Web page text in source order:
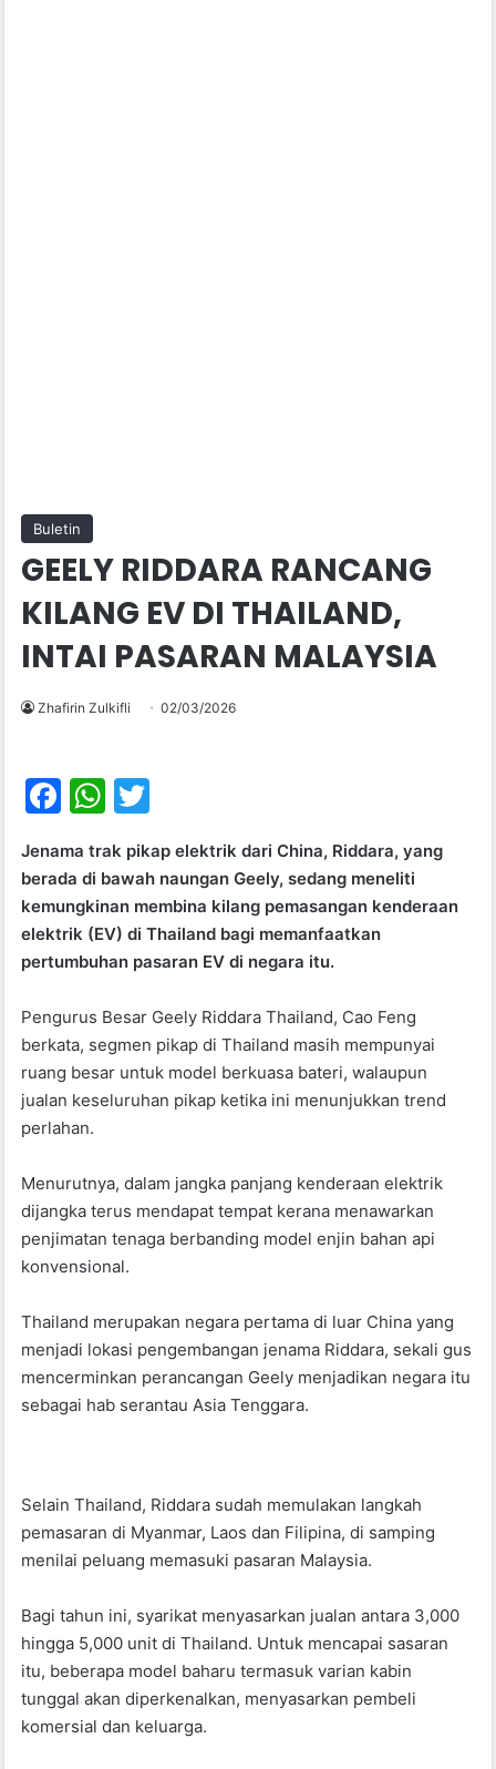
Buletin
GEELY RIDDARA RANCANG
KILANG EV DI THAILAND,
INTAI PASARAN MALAYSIA
Zhafirin Zulkifli 02/03/2026
F
c
e
b
o
o
k
W
at
s
A
p
p
itt
er
Jenama trak pikap elektrik dari China, Riddara, yang
berada di bawah naungan Geely, sedang meneliti
kemungkinan membina kilang pemasangan kenderaan
elektrik (EV) di Thailand bagi memanfaatkan
pertumbuhan pasaran EV di negara itu.
Pengurus Besar Geely Riddara Thailand, Cao Feng
berkata, segmen pikap di Thailand masih mempunyai
ruang besar untuk model berkuasa bateri, walaupun
jualan keseluruhan pikap ketika ini menunjukkan trend
perlahan.
Menurutnya, dalam jangka panjang kenderaan elektrik
dijangka terus mendapat tempat kerana menawarkan
penjimatan tenaga berbanding model enjin bahan api
konvensional.
Thailand merupakan negara pertama di luar China yang
menjadi lokasi pengembangan jenama Riddara, sekali gus
mencerminkan perancangan Geely menjadikan negara itu
sebagai hab serantau Asia Tenggara.
Selain Thailand, Riddara sudah memulakan langkah
pemasaran di Myanmar, Laos dan Filipina, di samping
menilai peluang memasuki pasaran Malaysia.
Bagi tahun ini, syarikat menyasarkan jualan antara 3,000
hingga 5,000 unit di Thailand. Untuk mencapai sasaran
itu, beberapa model baharu termasuk varian kabin
tunggal akan diperkenalkan, menyasarkan pembeli
komersial dan keluarga.